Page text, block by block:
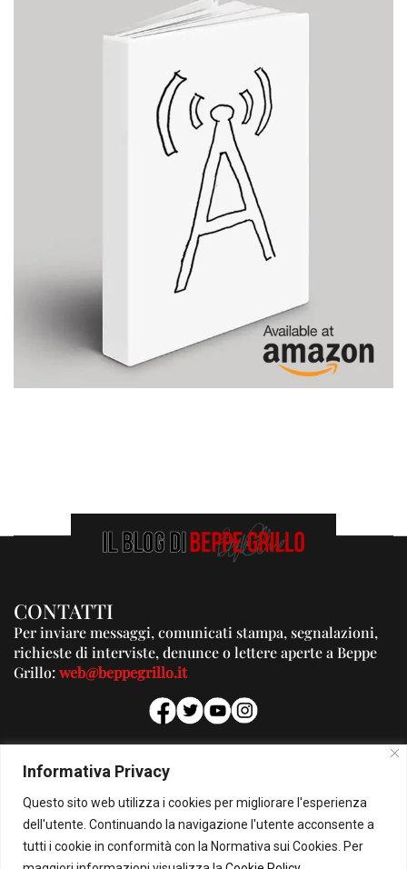
Informativa Privacy
Questo sito web utilizza i cookies per migliorare l'esperienza
dell'utente. Continuando la navigazione l'utente acconsente a
tutti i cookie in conformità con la Normativa sui Cookies. Per
CONTATTI
Per inviare messaggi, comunicati stampa, segnalazioni,
richieste di interviste, denunce o lettere aperte a Beppe
Grillo:web@beppegrillo.it
PUBBLICITA'
Per la tua pubblicità su questo Blog:
pubblicita@beppegrillo.it